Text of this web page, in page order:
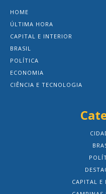
HOME
ÚLTIMA HORA
CAPITAL E INTERIOR
BRASIL
POLÍTICA
ECONOMIA
CIÊNCIA E TECNOLOGIA
CAPITAL E